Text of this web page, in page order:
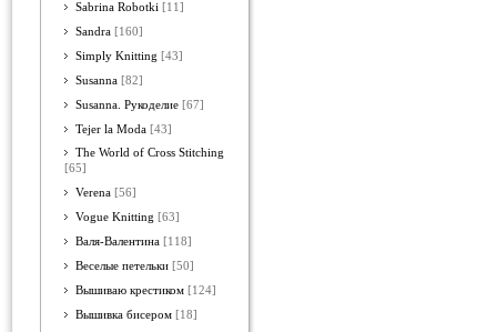
Sabrina Robotki [11]
Sandra [160]
Simply Knitting [43]
Susanna [82]
Susanna. Рукоделие [67]
Tejer la Moda [43]
The World of Cross Stitching
[65]
Verena [56]
Vogue Knitting [63]
Валя-Валентина [118]
Веселые петельки [50]
Вышиваю крестиком [124]
Вышивка бисером [18]